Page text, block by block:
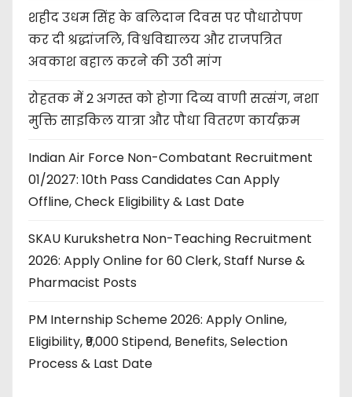
शहीद उधम सिंह के बलिदान दिवस पर पौधारोपण
कर दी श्रद्धांजलि, विश्वविद्यालय और राजपत्रित
अवकाश बहाल करने की उठी मांग
रोहतक में 2 अगस्त को होगा दिव्य वाणी सत्संग, नशा
मुक्ति साइकिल यात्रा और पौधा वितरण कार्यक्रम
Indian Air Force Non-Combatant Recruitment
01/2027: 10th Pass Candidates Can Apply
Offline, Check Eligibility & Last Date
SKAU Kurukshetra Non-Teaching Recruitment
2026: Apply Online for 60 Clerk, Staff Nurse &
Pharmacist Posts
PM Internship Scheme 2026: Apply Online,
Eligibility, ₹9,000 Stipend, Benefits, Selection
Process & Last Date